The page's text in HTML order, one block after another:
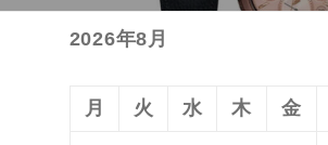
投
2026年8月
月 火 水 木 金